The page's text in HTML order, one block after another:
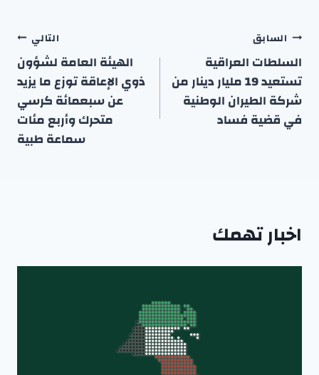
تصفّح
المقالات
السابق
السلطات العراقية
تستعيد 19 مليار دينار من
شركة الطيران الوطنية
في قضية فساد
التالي
الهيئة العامة لشؤون
ذوي الإعاقة توزع ما يزيد
عن سبعمائة كرسي
متحرك وأربع مئات
سماعة طبية
اخبار تهمك